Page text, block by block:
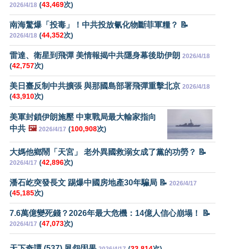
2026/4/18 (43,469次)
南海驚爆「投毒」！中共投放氰化物斷菲軍糧？ 📝
2026/4/18 (44,352次)
雷達、衛星到飛彈 美情報揭中共隱身幕後助伊朗 2026/4/18
(42,757次)
美日臺反制中共擴張 與那國島部署飛彈重擊北京 2026/4/18
(43,910次)
美軍封鎖伊朗施壓 中東戰局最大輸家指向
中共 🖼️ 2026/4/17 (100,908次)
大媽他鄉鬧「天宮」 老外異國救溺女成了黨的功勞？ 📝
2026/4/17 (42,896次)
潘石屹突發長文 踢爆中國房地產30年騙局 📝 2026/4/17
(45,185次)
7.6萬億變死錢？2026年最大危機：14億人信心崩塌！ 📝
2026/4/17 (47,073次)